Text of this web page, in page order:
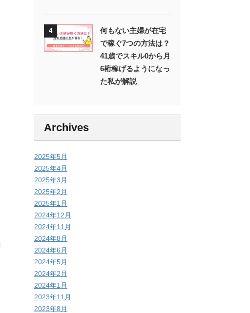
4
何もない主婦が在宅
で稼ぐ7つの方法は？
41歳でスキル0から月
6桁稼げるようになっ
た私が解説
Archives
2025年5月
2025年4月
2025年3月
2025年2月
2025年1月
2024年12月
2024年11月
2024年8月
2024年6月
2024年5月
2024年2月
2024年1月
2023年11月
2023年8月